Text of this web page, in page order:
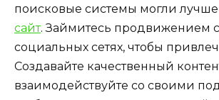
поисковые системы могли
сайт. Займитесь продвижением
социальных сетях, чтобы
Создавайте качественный
взаимодействуйте со своими